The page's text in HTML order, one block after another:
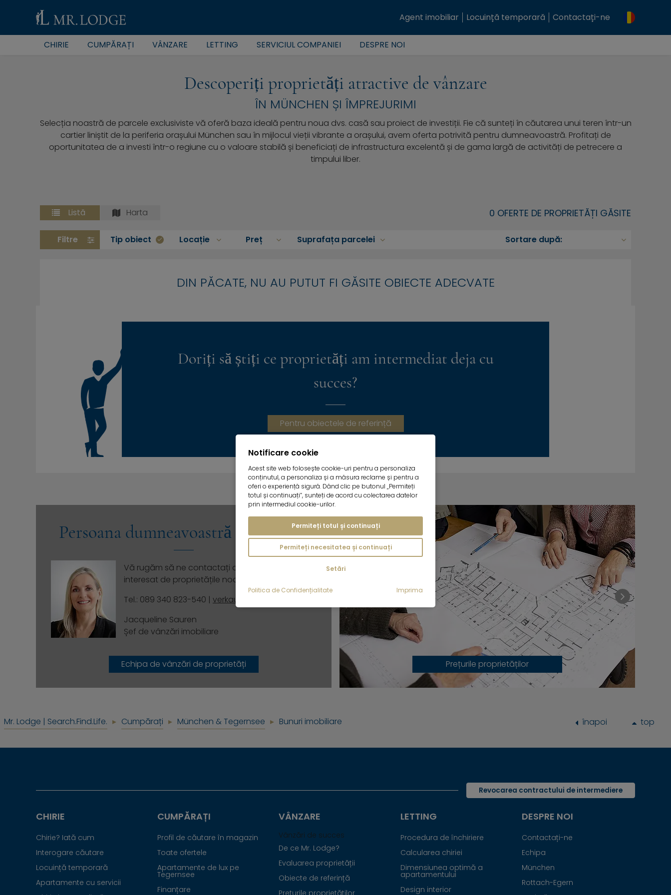
Agent imobiliar Locuință temporară Contactați-ne
CHIRIE CUMPĂRAȚI VÂNZARE LETTING SERVICIUL COMPANIEI DESPRE NOI
Descoperiți proprietăți atractive de vânzare
ÎN MÜNCHEN ȘI ÎMPREJURIMI
Selecția noastră de parcele exclusiviste vă oferă baza ideală pentru noua dvs. casă sau proiect de investiții. Fie că sunteți în căutarea unui teren într-un
cartier liniștit de la periferia orașului München sau în mijlocul vieții vibrante a orașului, avem oferta potrivită pentru dumneavoastră. Profitați de
oportunitatea de a investi într-o regiune cu o valoare stabilă și beneficiați de infrastructura excelentă și de gama largă de activități de petrecere a
timpului liber.
Listă Harta 0 OFERTE DE PROPRIETĂȚI GĂSITE
Filtre Tip obiect Locație Preț Suprafața parcelei
DIN PĂCATE, NU AU PUTUT FI GĂSITE OBIECTE ADECVATE
Doriți să știți ce proprietăți am intermediat deja cu
succes?
Pentru obiectele de referință
Persoana dumneavoastră de contact
Vă rugăm să ne contactați dacă sunteți
interesat de proprietățile noastre.
Tel.: 089 340 823-540 | verkauf@mrlodge.de
Jacqueline Sauren
Șef de vânzări imobiliare
Echipa de vânzări de proprietăți Prețurile proprietăților
Mr. Lodge | Search.Find.Life. Cumpărați München & Tegernsee Bunuri imobiliare înapoi top
Revocarea contractului de intermediere
CHIRIE
Chirie? Iată cum
Interogare căutare
Locuință temporară
Apartamente cu servicii
CUMPĂRAȚI
Profil de căutare în magazin
Toate ofertele
Apartamente de lux pe
Tegernsee
Finanțare
VÂNZARE
Vânzări de succes
De ce Mr. Lodge?
Evaluarea proprietății
Obiecte de referință
Prețurile proprietăților
LETTING
Procedura de închiriere
Calcularea chiriei
Dimensiunea optimă a
apartamentului
Design interior
DESPRE NOI
Contactați-ne
Echipa
München
Rottach-Egern
Notificare cookie
Acest site web folosește cookie-uri pentru a personaliza
conținutul, a personaliza și a măsura reclame și pentru a
oferi o experiență sigură. Dând clic pe butonul „Permiteți
totul și continuați”, sunteți de acord cu colectarea datelor
prin intermediul cookie-urilor.
Permiteți totul și continuați
Permiteți necesitatea și continuați
Setări
Politica de Confidențialitate Imprima